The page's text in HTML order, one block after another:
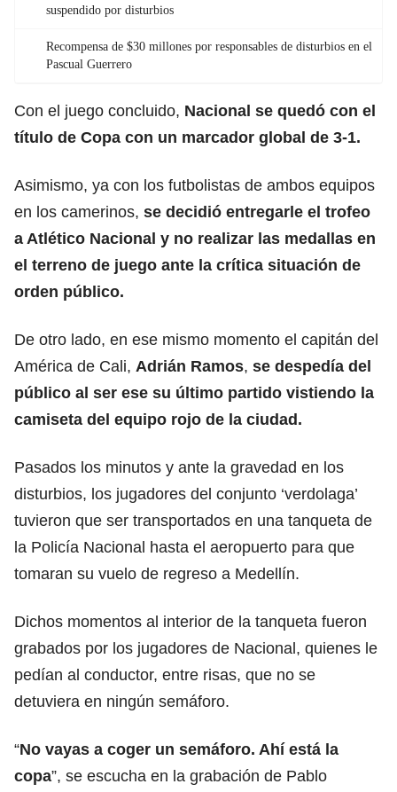
suspendido por disturbios
Recompensa de $30 millones por responsables de disturbios en el
Pascual Guerrero
Con el juego concluido, Nacional se quedó con el
título de Copa con un marcador global de 3-1.
Asimismo, ya con los futbolistas de ambos equipos
en los camerinos, se decidió entregarle el trofeo
a Atlético Nacional y no realizar las medallas en
el terreno de juego ante la crítica situación de
orden público.
De otro lado, en ese mismo momento el capitán del
América de Cali, Adrián Ramos, se despedía del
público al ser ese su último partido vistiendo la
camiseta del equipo rojo de la ciudad.
Pasados los minutos y ante la gravedad en los
disturbios, los jugadores del conjunto ‘verdolaga’
tuvieron que ser transportados en una tanqueta de
la Policía Nacional hasta el aeropuerto para que
tomaran su vuelo de regreso a Medellín.
Dichos momentos al interior de la tanqueta fueron
grabados por los jugadores de Nacional, quienes le
pedían al conductor, entre risas, que no se
detuviera en ningún semáforo.
“No vayas a coger un semáforo. Ahí está la
copa”, se escucha en la grabación de Pablo